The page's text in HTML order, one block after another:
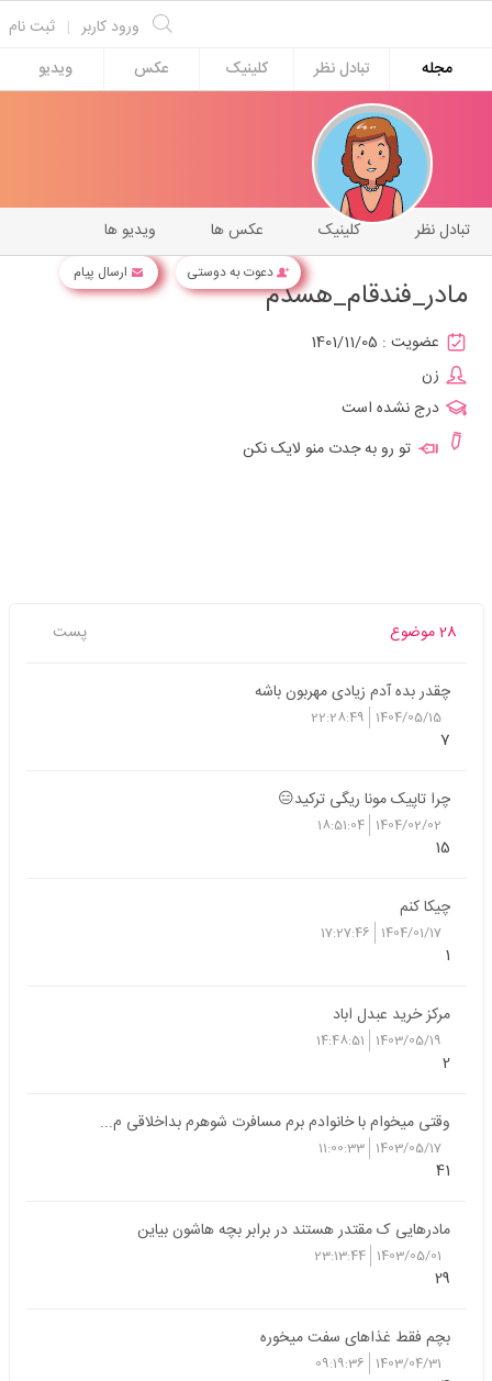
ثبت نام | ورود کاربر
مجله
تبادل نظر کلینیک عکس ویدیو
دعوت به دوستی ارسال پیام
ویدیو ها عکس ها کلینیک تبادل نظر
مادر_فندقام_هسدم
عضویت : 1401/11/05
زن
درج نشده است
تو رو به جدت منو لایک نکن
28 موضوع پست
چقدر بده آدم زیادی مهربون باشه
1404/05/15
22:28:49
7
چرا تاپیک مونا ریگی ترکید😑
1404/02/02
18:51:04
15
چیکا کنم
1404/01/17
17:27:46
1
مرکز خرید عبدل اباد
1403/05/19
14:48:51
2
وقتی میخوام با خانوادم برم مسافرت شوهرم بداخلاقی م...
1403/05/17
11:00:33
41
مادرهایی ک مقتدر هستند در برابر بچه هاشون بیاین
1403/05/01
23:13:44
29
بچم فقط غذاهای سفت میخوره
1403/04/31
09:19:36